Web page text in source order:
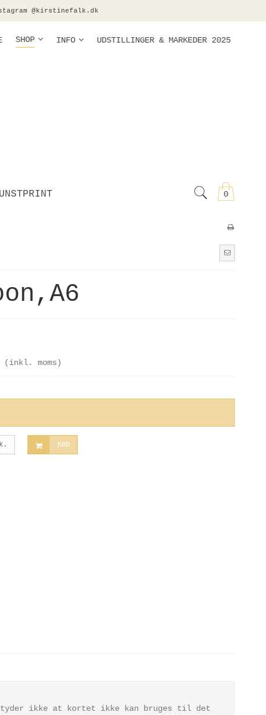
@kirstinefalk.dk
SHOP INFO UDSTILLINGER & MARKEDER 2025
0
(inkl. moms)
Køb
ikke at kortet ikke kan bruges til det